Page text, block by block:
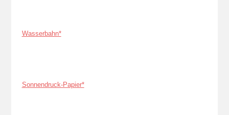
Wasserbahn*
Sonnendruck-Papier*